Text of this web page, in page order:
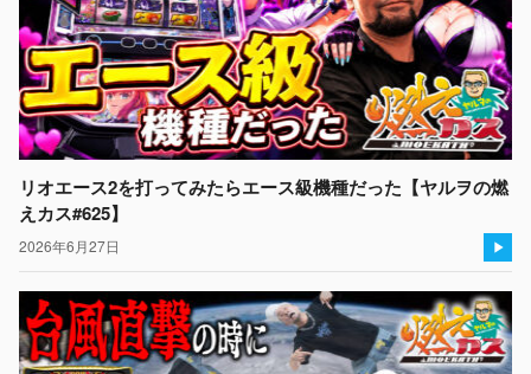
リオエース2を打ってみたらエース級機種だった【ヤルヲの燃
えカス#625】
2026年6月27日